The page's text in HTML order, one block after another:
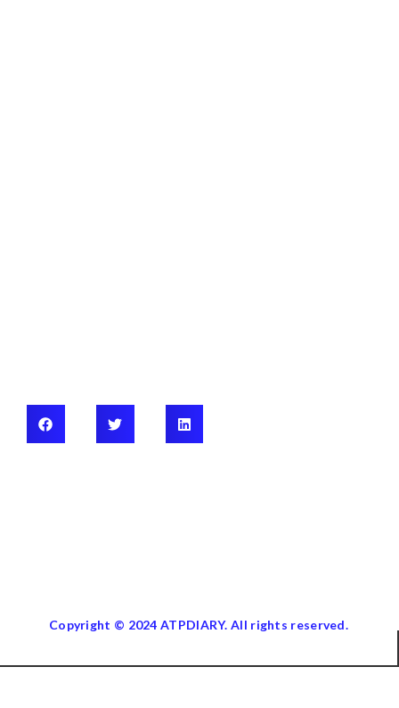
Copyright © 2024 ATPDIARY. All rights reserved.